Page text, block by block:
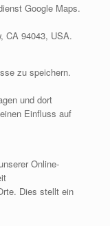
Google Maps.
CA 94043, USA.
zu speichern.
und dort
Einfluss auf
Online-
Dies stellt ein